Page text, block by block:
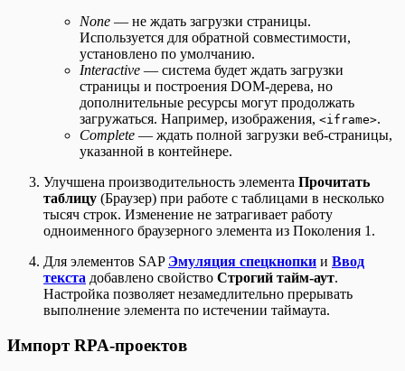
None — не ждать загрузки страницы.
Используется для обратной совместимости,
установлено по умолчанию.
Interactive — система будет ждать загрузки
страницы и построения DOM-дерева, но
дополнительные ресурсы могут продолжать
загружаться. Например, изображения, <iframe>.
Complete — ждать полной загрузки веб-страницы,
указанной в контейнере.
Улучшена производительность элемента Прочитать
таблицу (Браузер) при работе с таблицами в несколько
тысяч строк. Изменение не затрагивает работу
одноименного браузерного элемента из Поколения 1.
Для элементов SAP Эмуляция спецкнопки и Ввод
текста добавлено свойство Строгий тайм-аут.
Настройка позволяет незамедлительно прерывать
выполнение элемента по истечении таймаута.
Импорт RPA-проектов